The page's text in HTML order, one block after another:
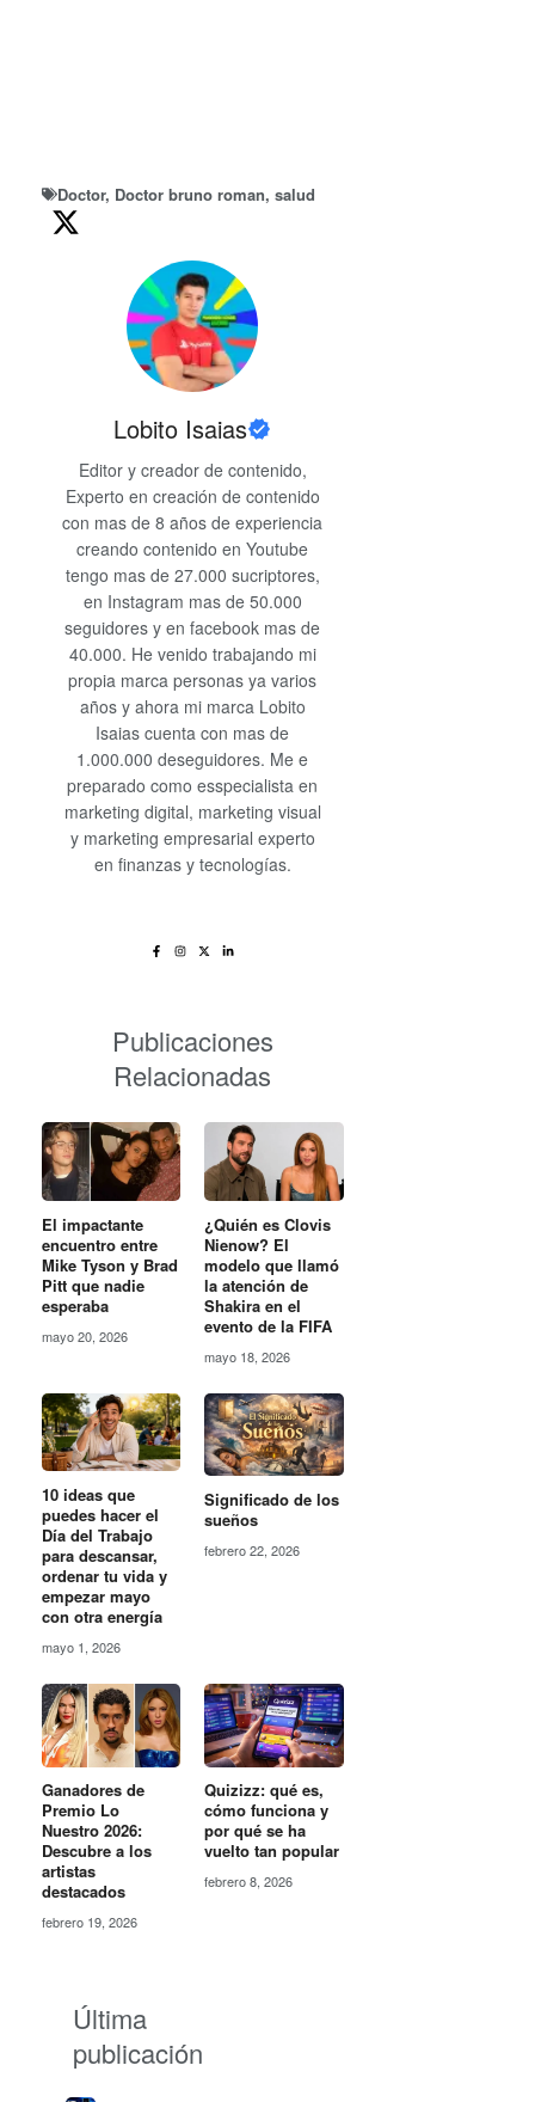
Doctor, Doctor bruno roman, salud
Lobito Isaias
Editor y creador de contenido,
Experto en creación de contenido
con mas de 8 años de experiencia
creando contenido en Youtube
tengo mas de 27.000 sucriptores,
en Instagram mas de 50.000
seguidores y en facebook mas de
40.000. He venido trabajando mi
propia marca personas ya varios
años y ahora mi marca Lobito
Isaias cuenta con mas de
1.000.000 deseguidores. Me e
preparado como esspecialista en
marketing digital, marketing visual
y marketing empresarial experto
en finanzas y tecnologías.
Publicaciones
Relacionadas
El impactante
encuentro entre
Mike Tyson y Brad
Pitt que nadie
esperaba
mayo 20, 2026
¿Quién es Clovis
Nienow? El
modelo que llamó
la atención de
Shakira en el
evento de la FIFA
mayo 18, 2026
10 ideas que
puedes hacer el
Día del Trabajo
para descansar,
ordenar tu vida y
empezar mayo
con otra energía
mayo 1, 2026
Significado de los
sueños
febrero 22, 2026
Ganadores de
Premio Lo
Nuestro 2026:
Descubre a los
artistas
destacados
febrero 19, 2026
Quizizz: qué es,
cómo funciona y
por qué se ha
vuelto tan popular
febrero 8, 2026
Última
publicación